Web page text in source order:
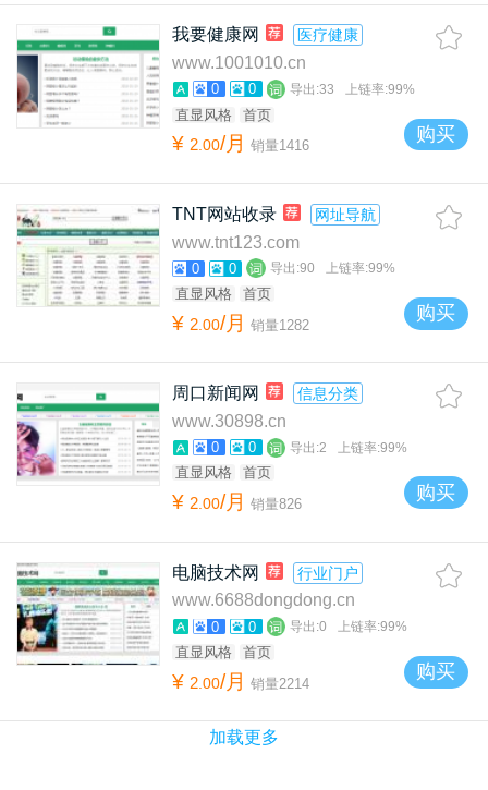
我要健康网 医疗健康
www.1001010.cn
0 0 导出:33 上链率:99%
直显风格 首页
¥ 2.00/月 销量1416
购买
TNT网站收录 网址导航
www.tnt123.com
0 0 导出:90 上链率:99%
直显风格 首页
¥ 2 .00/月 销量1282
购买
周口新闻网 信息分类
www.30898.cn
0 0 导出:2 上链率:99%
直显风格 首页
¥ 2 .00/月 销量826
购买
电脑技术网 行业门户
www.6688dongdong.cn
0 0 导出:0 上链率:99%
直显风格 首页
¥ 2 .00/月 销量2214
购买
加载更多